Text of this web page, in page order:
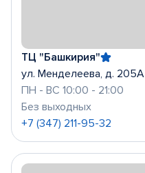
ТЦ "Башкирия"
ул. Менделеева, д. 205А
ПН - ВС 10:00 - 21:00
Без выходных
+7 (347) 211-95-32